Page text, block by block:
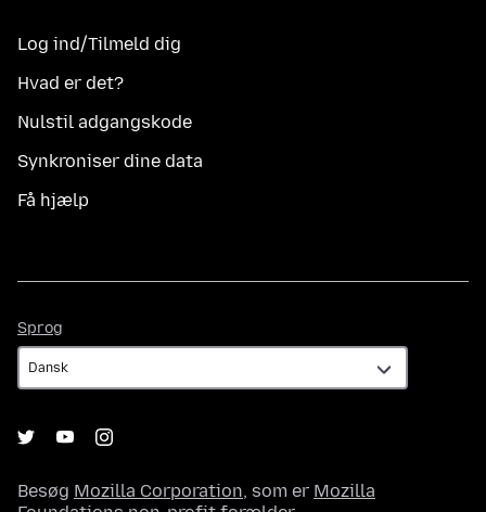
Log ind/Tilmeld dig
Hvad er det?
Nulstil adgangskode
Synkroniser dine data
Få hjælp
Sprog
Besøg Mozilla Corporation, som er Mozilla